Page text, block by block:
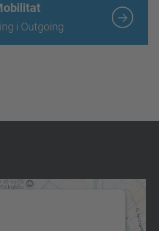
i Outgoing